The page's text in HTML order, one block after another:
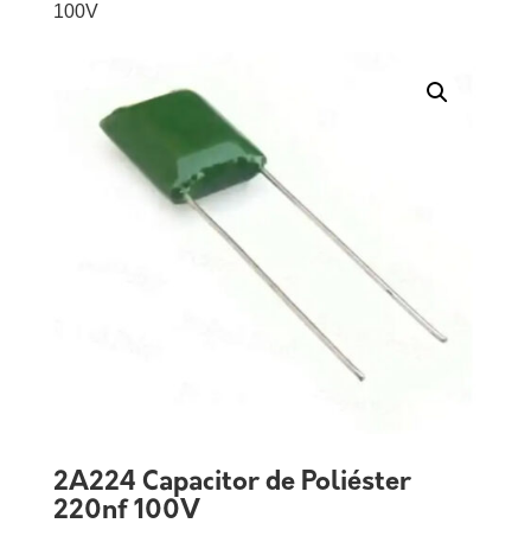
100V
2A224 Capacitor de Poliéster
220nf 100V